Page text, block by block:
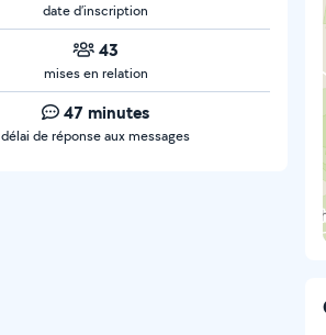
date d’inscription
43
mises en relation
47 minutes
délai de réponse aux messages